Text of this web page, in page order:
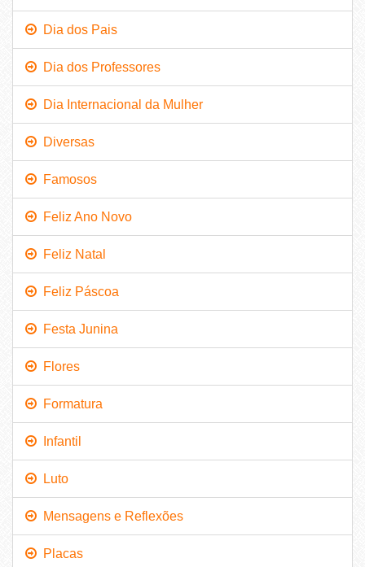
Dia dos Pais
Dia dos Professores
Dia Internacional da Mulher
Diversas
Famosos
Feliz Ano Novo
Feliz Natal
Feliz Páscoa
Festa Junina
Flores
Formatura
Infantil
Luto
Mensagens e Reflexões
Placas